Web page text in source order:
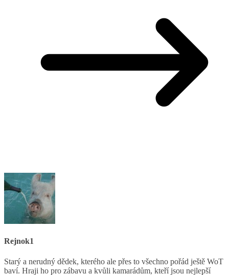
Rejnok1
Starý a nerudný dědek, kterého ale přes to všechno pořád ještě WoT
baví. Hraji ho pro zábavu a kvůli kamarádům, kteří jsou nejlepší